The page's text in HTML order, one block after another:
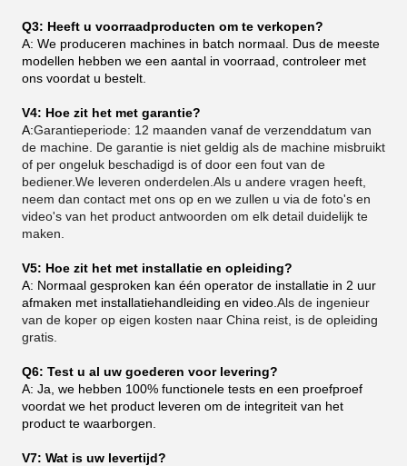
Q3: Heeft u voorraadproducten om te verkopen?
A: We produceren machines in batch normaal. Dus de meeste
modellen hebben we een aantal in voorraad, controleer met
ons voordat u bestelt.
V4: Hoe zit het met garantie?
A:Garantieperiode: 12 maanden vanaf de verzenddatum van
de machine. De garantie is niet geldig als de machine misbruikt
of per ongeluk beschadigd is of door een fout van de
bediener.We leveren onderdelen.Als u andere vragen heeft,
neem dan contact met ons op en we zullen u via de foto's en
video's van het product antwoorden om elk detail duidelijk te
maken.
V5: Hoe zit het met installatie en opleiding?
A: Normaal gesproken kan één operator de installatie in 2 uur
afmaken met installatiehandleiding en video. Als de ingenieur
van de koper op eigen kosten naar China reist, is de opleiding
gratis.
Q6: Test u al uw goederen voor levering?
A: Ja, we hebben 100% functionele tests en een proefproef
voordat we het product leveren om de integriteit van het
product te waarborgen.
V7: Wat is uw levertijd?